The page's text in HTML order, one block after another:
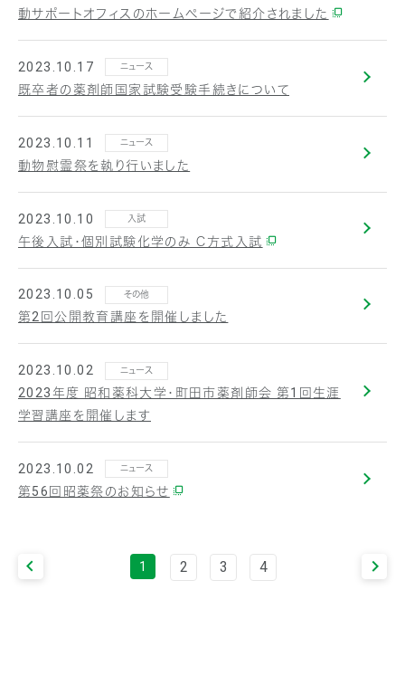
動サポートオフィスのホームページで紹介されました
2023.10.17 ニュース
既卒者の薬剤師国家試験受験手続きについて
2023.10.11 ニュース
動物慰霊祭を執り行いました
2023.10.10 入試
午後入試・個別試験化学のみ Ｃ方式入試
2023.10.05 その他
第2回公開教育講座を開催しました
2023.10.02 ニュース
2023年度 昭和薬科大学・町田市薬剤師会 第1回生涯
学習講座を開催します
2023.10.02 ニュース
第56回昭薬祭のお知らせ
1 2 3 4